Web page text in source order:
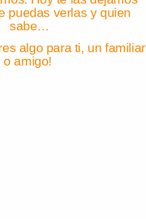
puedas verlas y quien
sabe…
algo para ti, un familiar
o amigo!